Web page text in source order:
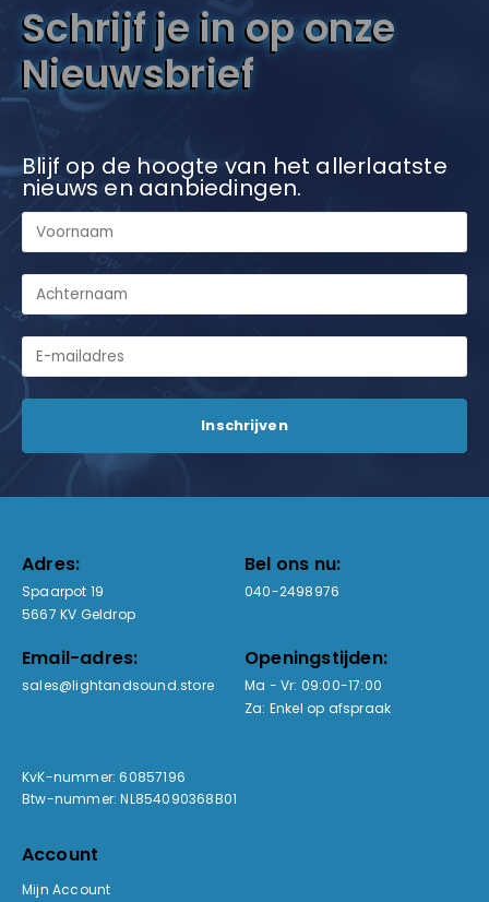
Schrijf je in op onze
Nieuwsbrief
Blijf op de hoogte van het allerlaatste
nieuws en aanbiedingen.
Adres:
Spaarpot 19
5667 KV Geldrop
Bel ons nu:
040-2498976
Email-adres:
sales@lightandsound.store
Openingstijden:
Ma - Vr: 09:00-17:00
Za: Enkel op afspraak
KvK-nummer: 60857196
Btw-nummer: NL854090368B01
Account
Mijn Account